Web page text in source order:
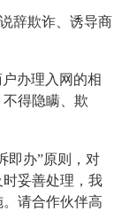
辞欺诈、诱导商
办理入网的相
得隐瞒、欺
即办”原则，对
妥善处理，我
请合作伙伴高